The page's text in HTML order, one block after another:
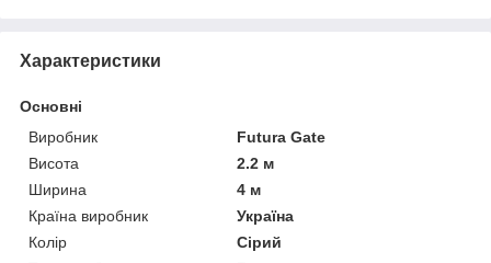
Характеристики
Основні
Виробник
Futura Gate
Висота
2.2 м
Ширина
4 м
Країна виробник
Україна
Колір
Сірий